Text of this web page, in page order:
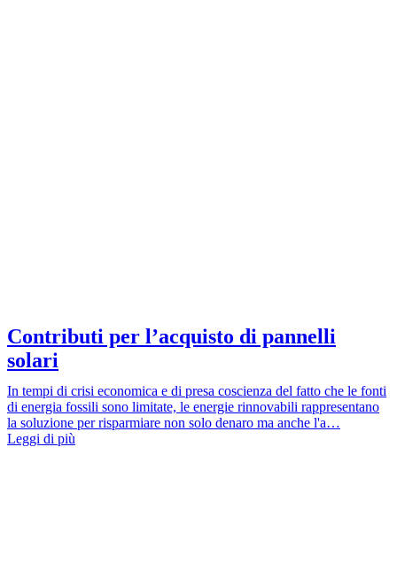
Contributi per l’acquisto di pannelli
solari
In tempi di crisi economica e di presa coscienza del fatto che le fonti
di energia fossili sono limitate, le energie rinnovabili rappresentano
la soluzione per risparmiare non solo denaro ma anche l'a…
Leggi di più